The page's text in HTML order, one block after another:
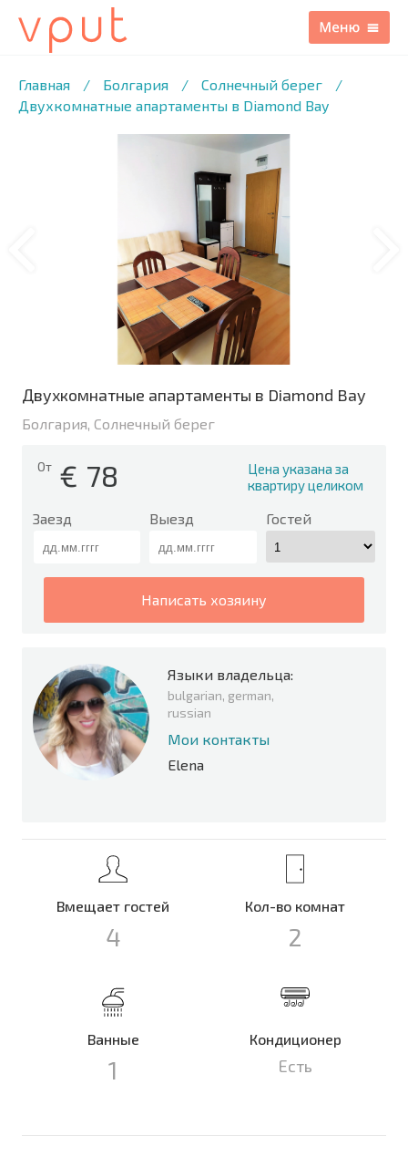
Главная / Болгария / Солнечный берег
/
Двухкомнатные апартаменты в Diamond Bay
/12 ФОТО
Двухкомнатные апартаменты в Diamond Bay
Болгария, Солнечный берег
От € 78
Цена указана за
квартиру целиком
Заезд Выезд Гостей
написать хозяину
Языки владельца:
bulgarian, german,
russian
Мои контакты
Elena
Вмещает гостей
4
Кол-во комнат
2
Ванные
1
Кондиционер
Есть